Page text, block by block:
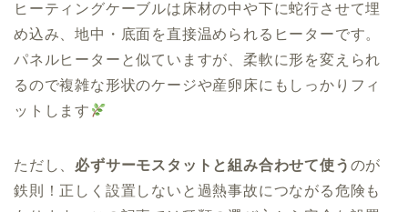
ヒーティングケーブルは床材の中や下に蛇行させて埋
め込み、地中・底面を直接温められるヒーターです。
パネルヒーターと似ていますが、柔軟に形を変えられ
るので複雑な形状のケージや産卵床にもしっかりフィ
ットします
ただし、 必ずサーモスタットと組み合わせて使う のが
鉄則！正しく設置しないと過熱事故につながる危険も